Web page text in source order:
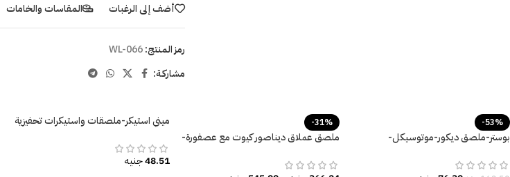
أضف إلى الرغبات المقاسات والخامات
رمز المنتج:WL-066
مشاركـة:
-53%
بوستر-ملصق ديكور-موتوسيكل-
-31%
ملصق عملاق ديناصور كيوت مع عصفورة-
ميني استيكر-ملصقات واستيكرات تحفيزية
48.51جنيه